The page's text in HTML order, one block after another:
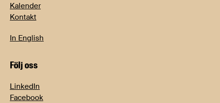
Kalender
Kontakt
In English
Följ oss
LinkedIn
Facebook